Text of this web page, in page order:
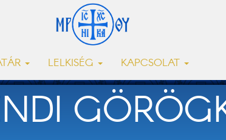
LELKISÉG KAPCSOLAT